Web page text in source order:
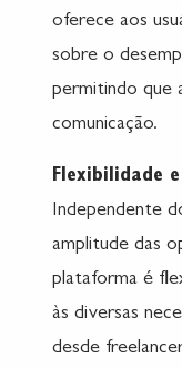
oferece aos
sobre o
permitindo que
comunicação.
Flexibilidade
Independente
amplitude das
plataforma é
às diversas
desde